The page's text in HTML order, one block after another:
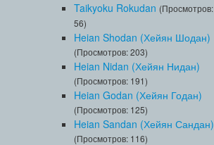
Taikyoku Rokudan (Просмотров:
56)
Heian Shodan (Хейян Шодан)
(Просмотров: 203)
Heian Nidan (Хейян Нидан)
(Просмотров: 191)
Heian Godan (Хейян Годан)
(Просмотров: 125)
Heian Sandan (Хейян Сандан)
(Просмотров: 116)